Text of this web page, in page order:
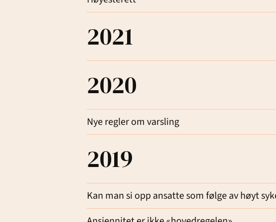
2021
2020
Nye regler om varsling
2019
Kan man si opp ansatte som følge av høyt